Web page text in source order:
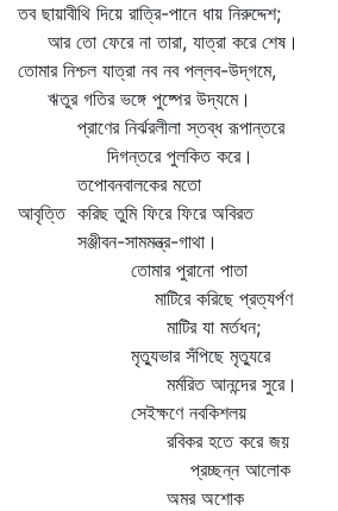
তব ছায়াবীথি দিয়ে রাত্রি-পানে ধায় নিরুদ্দেশ;
আর তো ফেরে না তারা, যাত্রা করে শেষ।
তোমার নিশ্চল যাত্রা নব নব পল্লব-উদ্‌গমে,
ঋতুর গতির ভঙ্গে পুষ্পের উদ্যমে।
প্রাণের নির্ঝরলীলা স্তব্ধ রূপান্তরে
দিগন্তরে পুলকিত করে।
তপোবনবালকের মতো
আবৃত্তি করিছ তুমি ফিরে ফিরে অবিরত
সঞ্জীবন-সামমন্ত্র-গাথা।
তোমার পুরানো পাতা
মাটিরে করিছে প্রত্যর্পণ
মাটির যা মর্তধন;
মৃত্যুভার সঁপিছে মৃত্যুরে
মর্মরিত আনন্দের সুরে।
সেইক্ষণে নবকিশলয়
রবিকর হতে করে জয়
প্রচ্ছন্ন আলোক
অমর অশোক